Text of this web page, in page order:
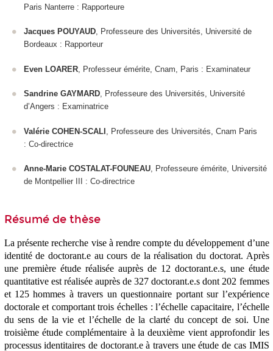
Paris Nanterre : Rapporteure
Jacques POUYAUD, Professeure des Universités, Université de
Bordeaux : Rapporteur
Even LOARER , Professeur émérite, Cnam, Paris : Examinateur
Sandrine GAYMARD, Professeure des Universités, Université
d’Angers : Examinatrice
Valérie COHEN-SCALI , Professeure des Universités, Cnam Paris
: Co-directrice
Anne-Marie COSTALAT-FOUNEAU, Professeure émérite, Université
de Montpellier III : Co-directrice
Résumé de thèse
La présente recherche vise à rendre compte du développement d’une
identité de doctorant.e au cours de la réalisation du doctorat. Après
une première étude réalisée auprès de 12 doctorant.e.s, une étude
quantitative est réalisée auprès de 327 doctorant.e.s dont 202 femmes
et 125 hommes à travers un questionnaire portant sur l’expérience
doctorale et comportant trois échelles : l’échelle capacitaire, l’échelle
du sens de la vie et l’échelle de la clarté du concept de soi. Une
troisième étude complémentaire à la deuxième vient approfondir les
processus identitaires de doctorant.e à travers une étude de cas IMIS